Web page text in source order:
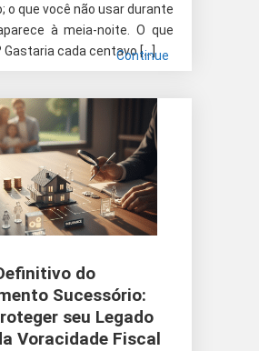
o que você não usar durante
à meia-noite. O que
Gastaria cada centavo […]
Continue
do
Sucessório:
seu Legado
Voracidade Fiscal